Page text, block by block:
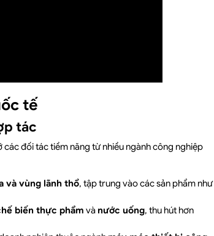
tế
tác
các đối tác tiềm năng từ nhiều ngành công nghiệp
và vùng lãnh thổ, tập trung vào các sản phẩm như
biến thực phẩm và nước uống, thu hút hơn